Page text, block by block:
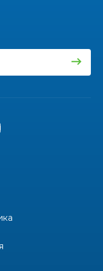
у Харкові
у дитячих
мистецтва